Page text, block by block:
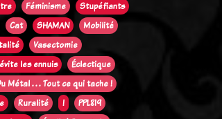
Féminisme
Stupéfiants
Cat SHAMAN
Mobilité
Vasectomie
les ennuis
Éclectique
Métal . . . Tout ce qui tache !
Ruralité !
PPL819